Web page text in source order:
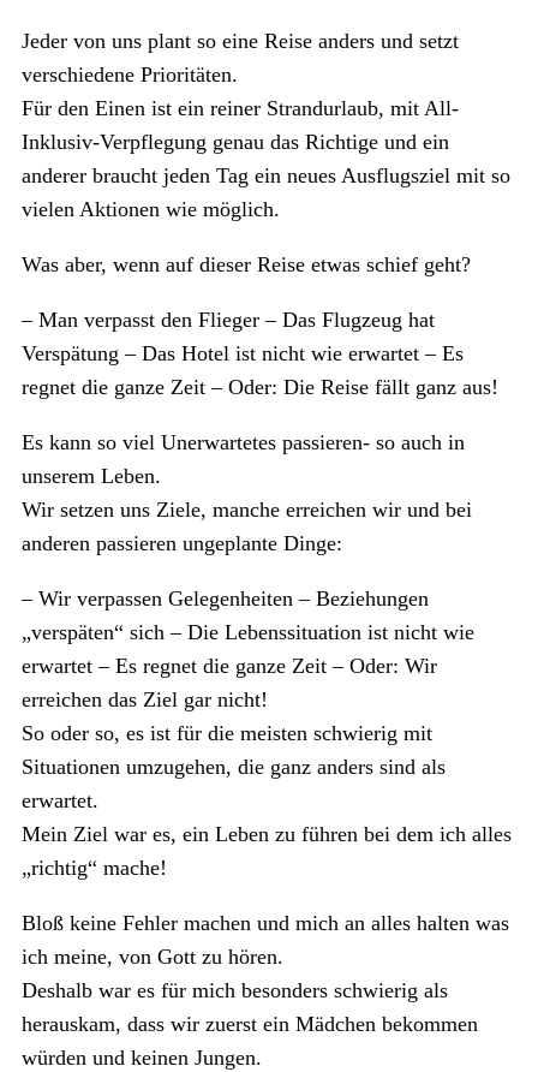
Jeder von uns plant so eine Reise anders und setzt
verschiedene Prioritäten.
Für den Einen ist ein reiner Strandurlaub, mit All-
Inklusiv-Verpflegung genau das Richtige und ein
anderer braucht jeden Tag ein neues Ausflugsziel mit so
vielen Aktionen wie möglich.
Was aber, wenn auf dieser Reise etwas schief geht?
– Man verpasst den Flieger – Das Flugzeug hat
Verspätung – Das Hotel ist nicht wie erwartet – Es
regnet die ganze Zeit – Oder: Die Reise fällt ganz aus!
Es kann so viel Unerwartetes passieren- so auch in
unserem Leben.
Wir setzen uns Ziele, manche erreichen wir und bei
anderen passieren ungeplante Dinge:
– Wir verpassen Gelegenheiten – Beziehungen
„verspäten“ sich – Die Lebenssituation ist nicht wie
erwartet – Es regnet die ganze Zeit – Oder: Wir
erreichen das Ziel gar nicht!
So oder so, es ist für die meisten schwierig mit
Situationen umzugehen, die ganz anders sind als
erwartet.
Mein Ziel war es, ein Leben zu führen bei dem ich alles
„richtig“ mache!
Bloß keine Fehler machen und mich an alles halten was
ich meine, von Gott zu hören.
Deshalb war es für mich besonders schwierig als
herauskam, dass wir zuerst ein Mädchen bekommen
würden und keinen Jungen.